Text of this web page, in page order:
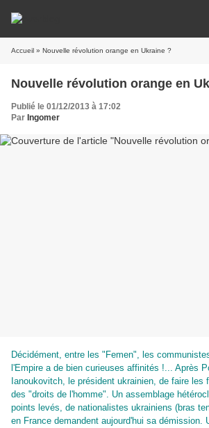
Accueil » Nouvelle révolution orange en Ukraine ?
Nouvelle révolution orange en
Publié le 01/12/2013 à 17:02
Par Ingomer
Décidément, entre les "Femen", les
l'Empire a de bien curieuses affinités !... Après
Ianoukovitch, le président ukrainien, de faire les
des "droits de l'homme". Un assemblage
points levés, de nationalistes ukrainiens (bras
en France demandent aujourd'hui sa démission.